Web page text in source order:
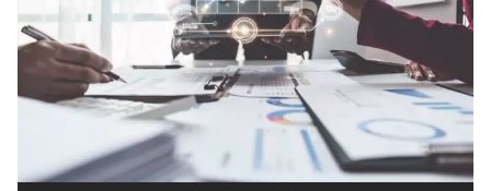
Insight
NTB
Suara
Time
Lens
IDN
Daily
Jogja
Jalan
Rakyat
Idealita
News
Kita
Notice
Dinamikapost.com
Radar
Baru
Seedbacklink
Follow
Kabarbaru